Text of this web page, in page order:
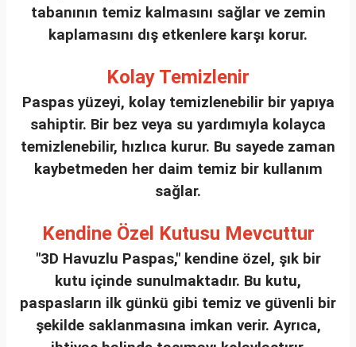
tabanının temiz kalmasını sağlar ve zemin
kaplamasını dış etkenlere karşı korur.
Kolay Temizlenir
Paspas yüzeyi, kolay temizlenebilir bir yapıya
sahiptir. Bir bez veya su yardımıyla kolayca
temizlenebilir, hızlıca kurur. Bu sayede zaman
kaybetmeden her daim temiz bir kullanım
sağlar.
Kendine Özel Kutusu Mevcuttur
"3D Havuzlu Paspas," kendine özel, şık bir
kutu içinde sunulmaktadır. Bu kutu,
paspasların ilk günkü gibi temiz ve güvenli bir
şekilde saklanmasına imkan verir. Ayrıca,